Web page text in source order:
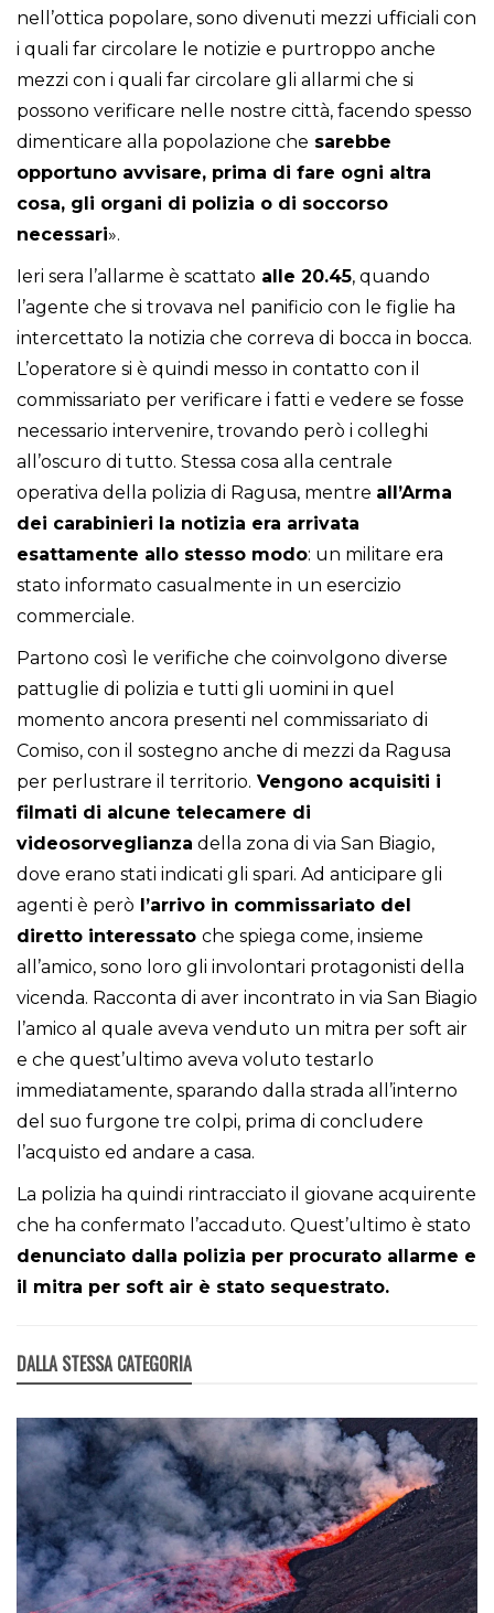
nell’ottica popolare, sono divenuti mezzi ufficiali con
i quali far circolare le notizie e purtroppo anche
mezzi con i quali far circolare gli allarmi che si
possono verificare nelle nostre città, facendo spesso
dimenticare alla popolazione che sarebbe
opportuno avvisare, prima di fare ogni altra
cosa, gli organi di polizia o di soccorso
necessari».
Ieri sera l’allarme è scattato alle 20.45, quando
l’agente che si trovava nel panificio con le figlie ha
intercettato la notizia che correva di bocca in bocca.
L’operatore si è quindi messo in contatto con il
commissariato per verificare i fatti e vedere se fosse
necessario intervenire, trovando però i colleghi
all’oscuro di tutto. Stessa cosa alla centrale
operativa della polizia di Ragusa, mentre all’Arma
dei carabinieri la notizia era arrivata
esattamente allo stesso modo: un militare era
stato informato casualmente in un esercizio
commerciale.
Partono così le verifiche che coinvolgono diverse
pattuglie di polizia e tutti gli uomini in quel
momento ancora presenti nel commissariato di
Comiso, con il sostegno anche di mezzi da Ragusa
per perlustrare il territorio. Vengono acquisiti i
filmati di alcune telecamere di
videosorveglianza della zona di via San Biagio,
dove erano stati indicati gli spari. Ad anticipare gli
agenti è però l’arrivo in commissariato del
diretto interessato che spiega come, insieme
all’amico, sono loro gli involontari protagonisti della
vicenda. Racconta di aver incontrato in via San Biagio
l’amico al quale aveva venduto un mitra per soft air
e che quest’ultimo aveva voluto testarlo
immediatamente, sparando dalla strada all’interno
del suo furgone tre colpi, prima di concludere
l’acquisto ed andare a casa.
La polizia ha quindi rintracciato il giovane acquirente
che ha confermato l’accaduto. Quest’ultimo è stato
denunciato dalla polizia per procurato allarme e
il mitra per soft air è stato sequestrato.
DALLA STESSA CATEGORIA